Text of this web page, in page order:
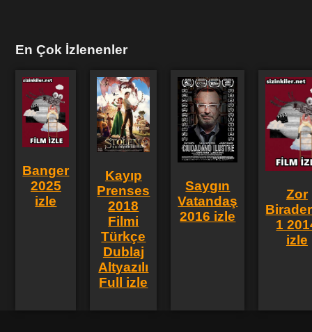
En Çok İzlenenler
Banger
2025
izle
Kayıp
Prenses
2018
Filmi
Türkçe
Dublaj
Altyazılı
Full izle
Saygın
Vatandaş
2016 izle
Zor
1
izle